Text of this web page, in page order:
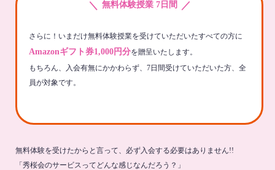
＼ 無料体験授業 7日間 ／
さらに！いまだけ無料体験授業を受けていただいたすべての方に
Amazonギフト券1,000円分を贈呈いたします。
もちろん、入会有無にかかわらず、7日間受けていただいた方、全
員が対象です。
無料体験を受けたからと言って、必ず入会する必要はありません!!
「秀桜会のサービスってどんな感じなんだろう？」